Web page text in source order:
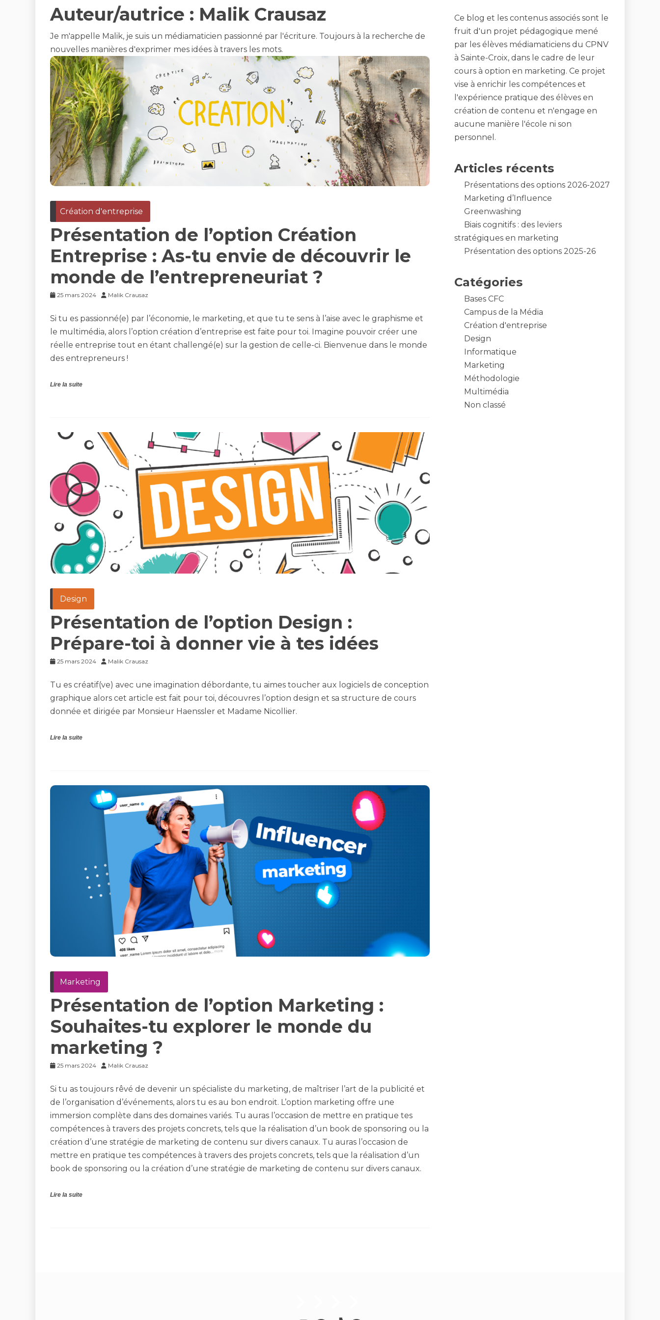
Auteur/autrice : Malik Crausaz
Je m'appelle Malik, je suis un médiamaticien passionné par l'écriture. Toujours à la recherche de
nouvelles manières d'exprimer mes idées à travers les mots.
Création d'entreprise
Présentation de l’option Création
Entreprise : As-tu envie de découvrir le
monde de l’entrepreneuriat ?
25 mars 2024 Malik Crausaz
Si tu es passionné(e) par l’économie, le marketing, et que tu te sens à l’aise avec le graphisme et
le multimédia, alors l’option création d’entreprise est faite pour toi. Imagine pouvoir créer une
réelle entreprise tout en étant challengé(e) sur la gestion de celle-ci. Bienvenue dans le monde
des entrepreneurs !
Lire la suite
Design
Présentation de l’option Design :
Prépare-toi à donner vie à tes idées
25 mars 2024 Malik Crausaz
Tu es créatif(ve) avec une imagination débordante, tu aimes toucher aux logiciels de conception
graphique alors cet article est fait pour toi, découvres l’option design et sa structure de cours
donnée et dirigée par Monsieur Haenssler et Madame Nicollier.
Lire la suite
Marketing
Présentation de l’option Marketing :
Souhaites-tu explorer le monde du
marketing ?
25 mars 2024 Malik Crausaz
Si tu as toujours rêvé de devenir un spécialiste du marketing, de maîtriser l’art de la publicité et
de l’organisation d’événements, alors tu es au bon endroit. L’option marketing offre une
immersion complète dans des domaines variés. Tu auras l’occasion de mettre en pratique tes
compétences à travers des projets concrets, tels que la réalisation d’un book de sponsoring ou la
création d’une stratégie de marketing de contenu sur divers canaux. Tu auras l’occasion de
mettre en pratique tes compétences à travers des projets concrets, tels que la réalisation d’un
book de sponsoring ou la création d’une stratégie de marketing de contenu sur divers canaux.
Lire la suite
Ce blog et les contenus associés sont le
fruit d'un projet pédagogique mené
par les élèves médiamaticiens du CPNV
à Sainte-Croix, dans le cadre de leur
cours à option en marketing. Ce projet
vise à enrichir les compétences et
l'expérience pratique des élèves en
création de contenu et n'engage en
aucune manière l'école ni son
personnel.
Articles récents
Présentations des options 2026-2027
Marketing d’Influence
Greenwashing
Biais cognitifs : des leviers
stratégiques en marketing
Présentation des options 2025-26
Catégories
Bases CFC
Campus de la Média
Création d'entreprise
Design
Informatique
Marketing
Méthodologie
Multimédia
Non classé